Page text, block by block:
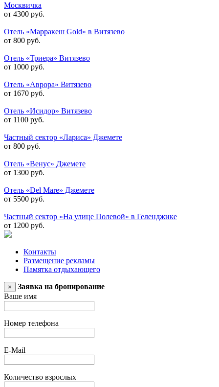
Москвичка
от 4300 руб.
Отель «Марракеш Gold» в Витязево
от 800 руб.
Отель «Триера» Витязево
от 1000 руб.
Отель «Аврора» Витязево
от 1670 руб.
Отель «Исидор» Витязево
от 1100 руб.
Частный сектор «Лариса» Джемете
от 800 руб.
Отель «Венус» Джемете
от 1300 руб.
Отель «Del Mare» Джемете
от 5500 руб.
Частный сектор «На улице Полевой» в Геленджике
от 1200 руб.
Контакты
Размещение рекламы
Памятка отдыхающего
×
Заявка на бронирование
Ваше имя
Номер телефона
E-Mail
Количество взрослых